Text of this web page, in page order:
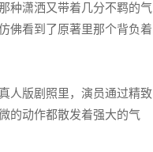
种潇洒又带着几分不羁的气
佛看到了原著里那个背负着
人版剧照里，演员通过精致
的动作都散发着强大的气